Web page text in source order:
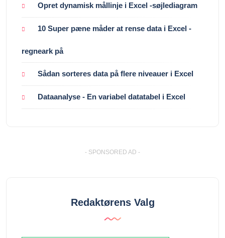
Opret dynamisk mållinje i Excel -søjlediagram
10 Super pæne måder at rense data i Excel -
regneark på
Sådan sorteres data på flere niveauer i Excel
Dataanalyse - En variabel datatabel i Excel
- SPONSORED AD -
Redaktørens Valg